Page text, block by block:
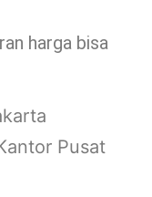
harga bisa
Pusat